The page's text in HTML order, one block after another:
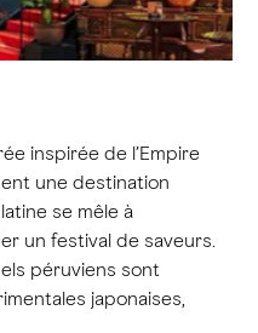
inspirée de l’Empire
une destination
se mêle à
un festival de saveurs.
péruviens sont
japonaises,